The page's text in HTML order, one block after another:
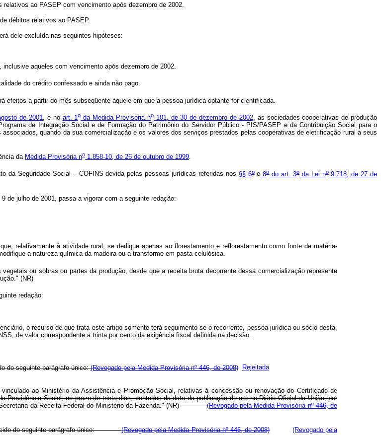
ao PASEP com vencimento após dezembro de 2002.
débitos relativos ao PASEP.
dele excluída nas seguintes hipóteses:
aqueles com vencimento após dezembro de 2002.
do crédito confessado e ainda não pago.
a partir do mês subseqüente àquele em que a pessoa jurídica optante for cientificada.
de 2001 , e no art. 1oda Medida Provisória no101, de 30 de dezembro de 2002, as sociedades cooperativas de produção
de Integração Social e de Formação do Patrimônio do Servidor Público - PIS/PASEP e da Contribuição Social para o
quando da sua comercialização e os valores dos serviços prestados pelas cooperativas de eletrificação rural a seus
da Medida Provisória no 1.858-10, de 26 de outubro de 1999.
da Seguridade Social – COFINS devida pelas pessoas jurídicas referidas nos §§ 6oe 8odo art. 3oda Lei no9.718, de 27 de
9 de julho de 2001, passa a vigorar com a seguinte redação:
relativamente à atividade rural, se dedique apenas ao florestamento e reflorestamento como fonte de matéria-
a natureza química da madeira ou a transforme em pasta celulósica.
ou sobras ou partes da produção, desde que a receita bruta decorrente dessa comercialização represente
(NR)
redação:
o recurso de que trata este artigo somente terá seguimento se o recorrente, pessoa jurídica ou sócio desta,
de valor correspondente a trinta por cento da exigência fiscal definida na decisão.
do seguinte parágrafo único:(Revogado pela Medida Provisória nº 446, de 2008) Rejeitada
ao Ministério da Assistência e Promoção Social, relativas à concessão ou renovação do Certificado de
Previdência Social, no prazo de trinta dias, contados da data da publicação do ato no Diário Oficial da União, por
da Receita Federal do Ministério da Fazenda." (NR)
(Revogado pela Medida Provisória nº 446, de
do seguinte parágrafo único:(Revogado pela Medida Provisória nº 446, de 2008)
(Revogado pela